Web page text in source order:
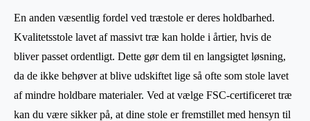
En anden væsentlig fordel ved træstole er deres holdbarhed.
Kvalitetsstole lavet af massivt træ kan holde i årtier, hvis de
bliver passet ordentligt. Dette gør dem til en langsigtet løsning,
da de ikke behøver at blive udskiftet lige så ofte som stole lavet
af mindre holdbare materialer. Ved at vælge FSC-certificeret træ
kan du være sikker på, at dine stole er fremstillet med hensyn til